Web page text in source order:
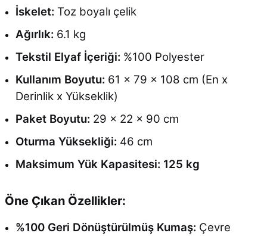
İskelet: Toz boyalı çelik
Ağırlık: 6.1 kg
Tekstil Elyaf İçeriği: %100 Polyester
Kullanım Boyutu: 61 x 79 x 108 cm (En x
Derinlik x Yükseklik)
Paket Boyutu: 29 x 22 x 90 cm
Oturma Yüksekliği: 46 cm
Maksimum Yük Kapasitesi: 125 kg
Öne Çıkan Özellikler:
%100 Geri Dönüştürülmüş Kumaş: Çevre